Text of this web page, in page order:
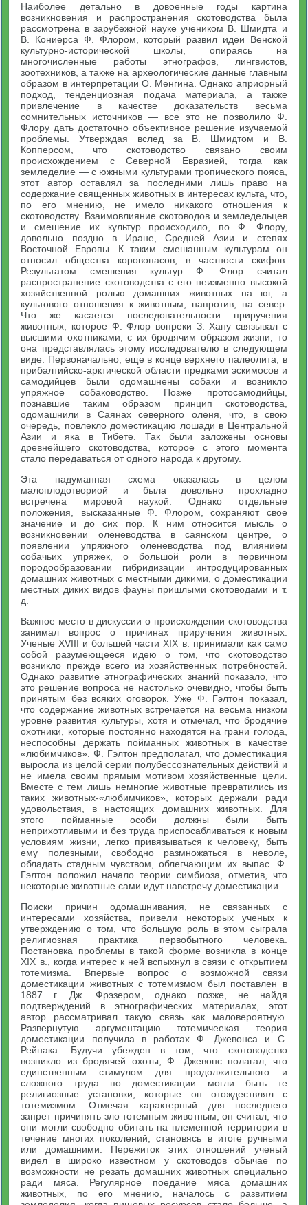
Наиболее детально в довоенные годы картина
возникновения и распространения скотоводства была
рассмотрена в зарубежной науке учеником В. Шмидта и
В. Кониерса Ф. Флором, который развил идеи Венской
культурно-исторической школы, опираясь на
многочисленные работы этнографов, лингвистов,
зоотехников, а также на археологические данные главным
образом в интерпретации О. Менгина. Однако априорный
подход, тенденциозная подача материала, а также
привлечение в качестве доказательств весьма
сомнительных источников — все это не позволило Ф.
Флору дать достаточно объективное решение изучаемой
проблемы. Утверждая вслед за В. Шмидтом и В.
Копперсом, что скотоводство связано своим
происхождением с Северной Евразией, тогда как
земледелие — с южными культурами тропического пояса,
этот автор оставлял за последними лишь право на
содержание священных животных в интересах культа, что,
по его мнению, не имело никакого отношения к
скотоводству. Взаимовлияние скотоводов и земледельцев
и смешение их культур происходило, по Ф. Флору,
довольно поздно в Иране, Средней Азии и степях
Восточной Европы. К таким смешанным культурам он
относил общества коровопасов, в частности скифов.
Результатом смешения культур Ф. Флор считал
распространение скотоводства с его неизменно высокой
хозяйственной ролью домашних животных на юг, а
культового отношения к животным, напротив, на север.
Что же касается последовательности приручения
животных, которое Ф. Флор вопреки З. Хану связывал с
высшими охотниками, с их бродячим образом жизни, то
она представлялась этому исследователю в следующем
виде. Первоначально, еще в конце верхнего палеолита, в
прибалтийско-арктической области предками эскимосов и
самодийцев были одомашнены собаки и возникло
упряжное собаководство. Позже протосамодийцы,
познавшие таким образом принцип скотоводства,
одомашнили в Саянах северного оленя, что, в свою
очередь, повлекло доместикацию лошади в Центральной
Азии и яка в Тибете. Так были заложены основы
древнейшего скотоводства, которое с этого момента
стало передаваться от одного народа к другому.
Эта надуманная схема оказалась в целом
малоплодотвориой и была довольно прохладно
встречена мировой наукой. Однако отдельные
положения, высказанные Ф. Флором, сохраняют свое
значение и до сих пор. К ним относится мысль о
возникновении оленеводства в саянском центре, о
появлении упряжного оленеводства под влиянием
собачьих упряжек, о большой роли в первичном
породообразовании гибридизации интродуцированных
домашних животных с местными дикими, о доместикации
местных диких видов фауны пришлыми скотоводами и т.
д.
Важное место в дискуссии о происхождении скотоводства
занимал вопрос о причинах приручения животных.
Ученые XVIII и большей части XIX в. принимали как само
собой разумеющееся идею о том, что скотоводство
возникло прежде всего из хозяйственных потребностей.
Однако развитие этнографических знаний показало, что
это решение вопроса не настолько очевидно, чтобы быть
принятым без всяких оговорок. Уже Ф. Гэлтон показал,
что содержание животных встречается на весьма низком
уровне развития культуры, хотя и отмечал, что бродячие
охотники, которые постоянно находятся на грани голода,
неспособны держать пойманных животных в качестве
«любимчиков». Ф. Гэлтон предполагал, что доместикация
выросла из целой серии полубессознательных действий и
не имела своим прямым мотивом хозяйственные цели.
Вместе с тем лишь немногие животные превратились из
таких животных-«любимчиков», которых держали ради
удовольствия, в настоящих домашних животных. Для
этого пойманные особи должны были быть
неприхотливыми и без труда приспосабливаться к новым
условиям жизни, легко привязываться к человеку, быть
ему полезными, свободно размножаться в неволе,
обладать стадным чувством, облегчающим их выпас. Ф.
Гэлтон положил начало теории симбиоза, отметив, что
некоторые животные сами идут навстречу доместикации.
Поиски причин одомашнивания, не связанных с
интересами хозяйства, привели некоторых ученых к
утверждению о том, что большую роль в этом сыграла
религиозная практика первобытного человека.
Постановка проблемы в такой форме возникла в конце
XIX в., когда интерес к ней вспыхнул в связи с открытием
тотемизма. Впервые вопрос о возможной связи
доместикации животных с тотемизмом был поставлен в
1887 г. Дж. Фрэзером, однако позже, не найдя
подтверждений в этнографических материалах, этот
автор рассматривал такую связь как маловероятную.
Развернутую аргументацию тотемичеекая теория
доместикации получила в работах Ф. Джевонса и С.
Рейнака. Будучи убежден в том, что скотоводство
возникло из бродячей охоты, Ф. Джевонс полагал, что
единственным стимулом для продолжительного и
сложного труда по доместикации могли быть те
религиозные установки, которые он отождествлял с
тотемизмом. Отмечая характерный для последнего
запрет причинять зло тотемным животным, он считал, что
они могли свободно обитать на племенной территории в
течение многих поколений, становясь в итоге ручными
или домашними. Пережиток этих отношений ученый
видел в широко известном у скотоводов обычае по
возможности не резать домашних животных специально
ради мяса. Регулярное поедание мяса домашних
животных, по его мнению, началось с развитием